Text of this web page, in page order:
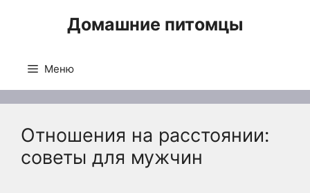
Домашние питомцы
Меню
Отношения на расстоянии:
советы для мужчин